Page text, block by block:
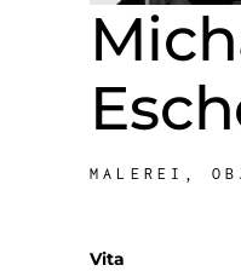
MALEREI,
Vita